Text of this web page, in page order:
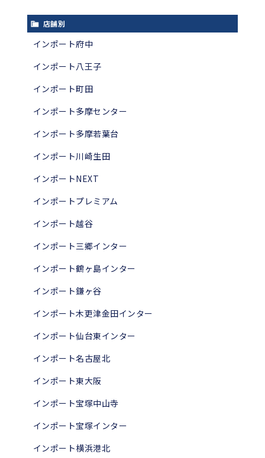
店舗別
インポート府中
インポート八王子
インポート町田
インポート多摩センター
インポート多摩若葉台
インポート川崎生田
インポートNEXT
インポートプレミアム
インポート越谷
インポート三郷インター
インポート鶴ヶ島インター
インポート鎌ヶ谷
インポート木更津金田インター
インポート仙台東インター
インポート名古屋北
インポート東大阪
インポート宝塚中山寺
インポート宝塚インター
インポート横浜港北